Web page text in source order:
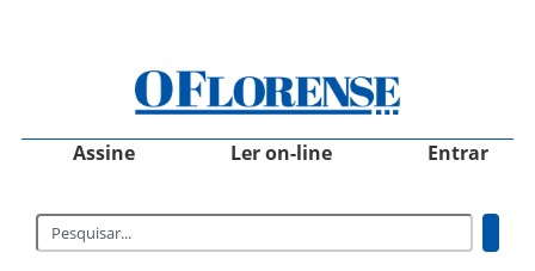
Assine Ler on-line Entrar